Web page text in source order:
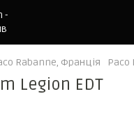
Rabanne, Франція Paco
Legion EDT